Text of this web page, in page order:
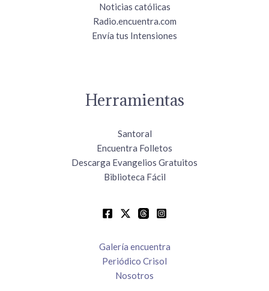
Noticias católicas
Radio.encuentra.com
Envía tus Intensiones
Herramientas
Santoral
Encuentra Folletos
Descarga Evangelios Gratuitos
Biblioteca Fácil
Galería encuentra
Periódico Crisol
Nosotros